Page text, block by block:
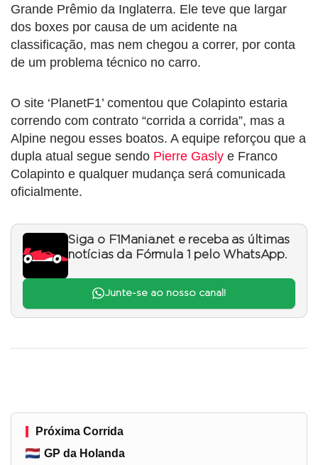
Grande Prêmio da Inglaterra. Ele teve que largar
dos boxes por causa de um acidente na
classificação, mas nem chegou a correr, por conta
de um problema técnico no carro.
O site ‘PlanetF1’ comentou que Colapinto estaria
correndo com contrato “corrida a corrida”, mas a
Alpine negou esses boatos. A equipe reforçou que a
dupla atual segue sendo Pierre Gasly e Franco
Colapinto e qualquer mudança será comunicada
oficialmente.
Siga o F1Mania.net e receba as últimas
notícias da Fórmula 1 pelo WhatsApp.
Junte-se ao nosso canal!
Próxima Corrida
GP da Holanda